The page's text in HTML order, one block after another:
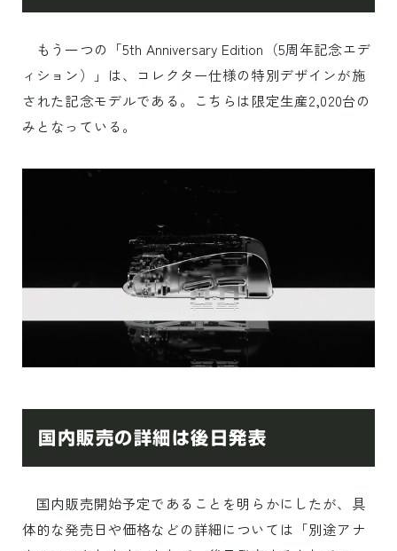
もう一つの「5th Anniversary Edition（5周年記念エデ
ィション）」は、コレクター仕様の特別デザインが施
された記念モデルである。こちらは限定生産2,020台の
みとなっている。
国内販売の詳細は後日発表
国内販売開始予定であることを明らかにしたが、具
体的な発売日や価格などの詳細については「別途アナ